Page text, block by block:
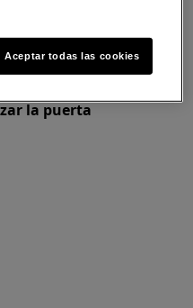
o la
si no se realizan
la puerta
Aceptar todas las cookies